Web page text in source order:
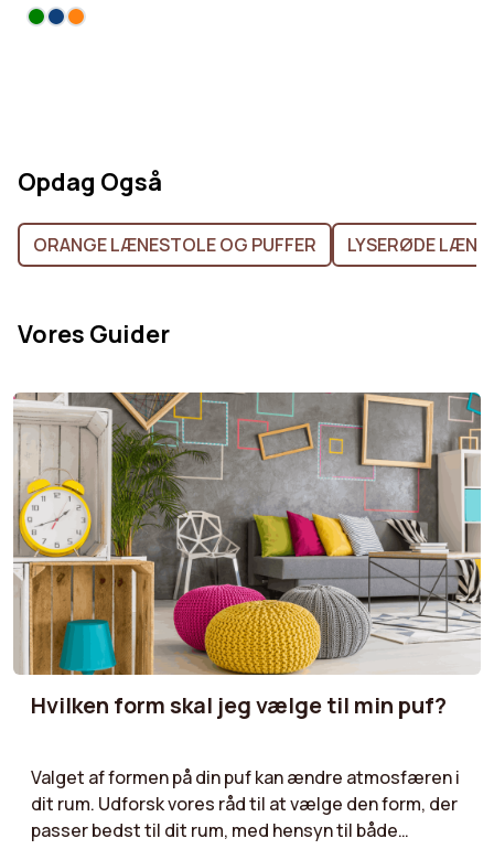
Opdag Også
ORANGE LÆNESTOLE OG PUFFER LYSERØDE
Vores Guider
Hvilken form skal jeg vælge til min puf?
Valget af formen på din puf kan ændre atmosfæren i
dit rum. Udforsk vores råd til at vælge den form, der
passer bedst til dit rum, med hensyn til både